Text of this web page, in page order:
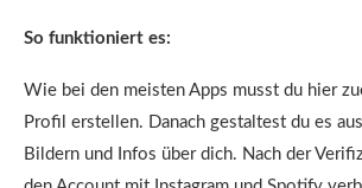
So funktioniert es:
Wie bei den meisten Apps musst du hier
Profil erstellen. Danach gestaltest du es
Bildern und Infos über dich. Nach der